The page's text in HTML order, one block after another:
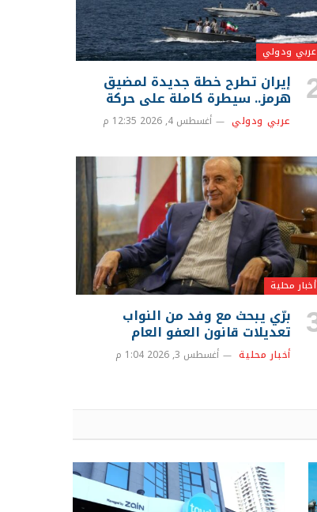
عربي ودولي
إيران تطرح خطة جديدة لمضيق
هرمز.. سيطرة كاملة على حركة
الشحن ومفاوضات مع عُمان
عربي ودولي أغسطس 4, 2026 12:35 م
أخبار محلية
برّي يبحث مع وفد من النواب
تعديلات قانون العفو العام
أخبار محلية أغسطس 3, 2026 1:04 م